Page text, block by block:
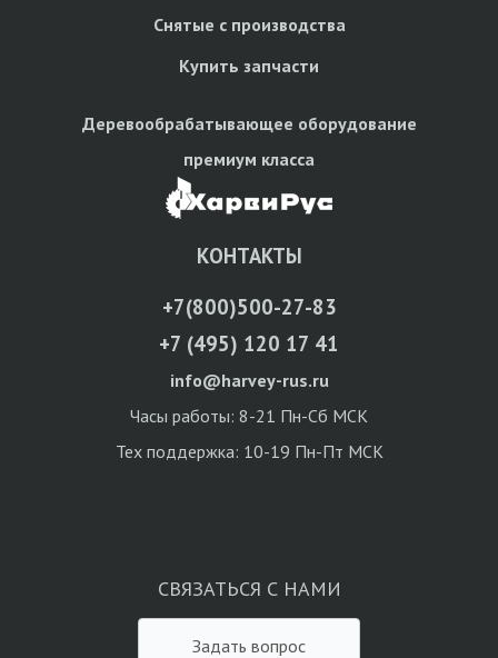
Снятые с производства
Купить запчасти
Деревообрабатывающее оборудование
премиум класса
КОНТАКТЫ
+7(800)500-27-83
+7 (495) 120 17 41
info@harvey-rus.ru
Часы работы: 8-21 Пн-Сб МСК
Тех поддержка: 10-19 Пн-Пт МСК
СВЯЗАТЬСЯ С НАМИ
Задать вопрос